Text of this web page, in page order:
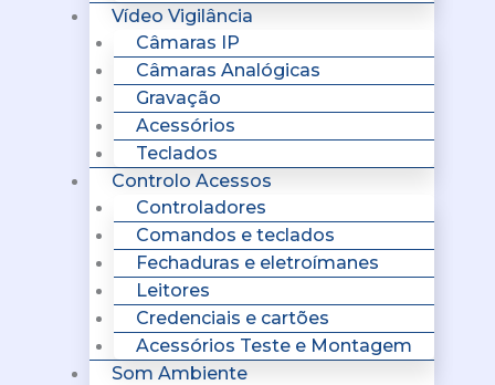
Vídeo Vigilância
Câmaras IP
Câmaras Analógicas
Gravação
Acessórios
Teclados
Controlo Acessos
Controladores
Comandos e teclados
Fechaduras e eletroímanes
Leitores
Credenciais e cartões
Acessórios Teste e Montagem
Som Ambiente